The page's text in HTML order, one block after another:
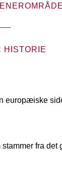
HISTORIE
fra